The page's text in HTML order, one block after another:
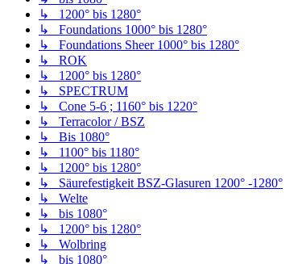
↳ 1200° bis 1280°
↳ Foundations 1000° bis 1280°
↳ Foundations Sheer 1000° bis 1280°
↳ ROK
↳ 1200° bis 1280°
↳ SPECTRUM
↳ Cone 5-6 ; 1160° bis 1220°
↳ Terracolor / BSZ
↳ Bis 1080°
↳ 1100° bis 1180°
↳ 1200° bis 1280°
↳ Säurefestigkeit BSZ-Glasuren 1200° -1280°
↳ Welte
↳ bis 1080°
↳ 1200° bis 1280°
↳ Wolbring
↳ bis 1080°